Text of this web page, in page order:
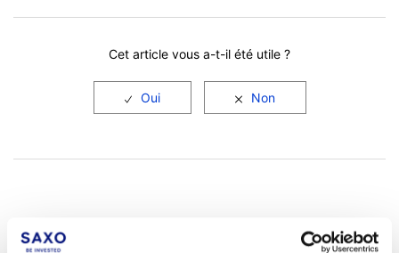
Cet article vous a-t-il été utile ?